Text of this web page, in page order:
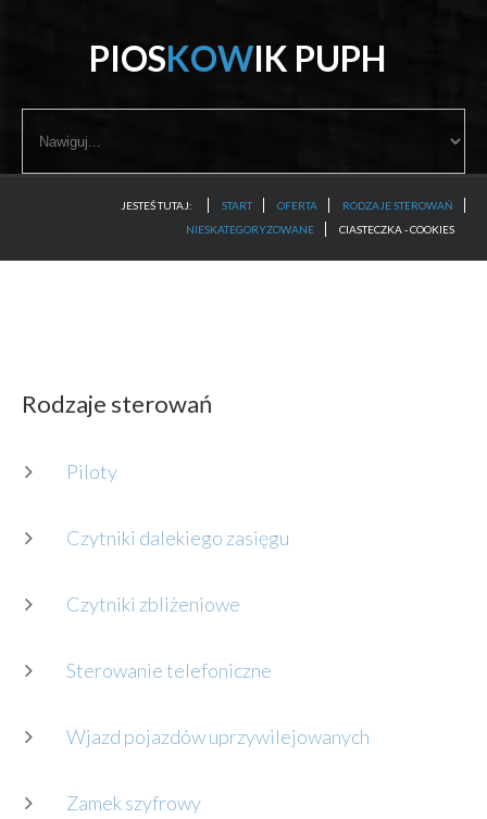
PIOSKOWIK PUPH
start
JESTEŚ TUTAJ: START OFERTA
RODZAJE STEROWAŃ
NIESKATEGORYZOWANE
CIASTECZKA - COOKIES
Rodzaje sterowań
Piloty
Czytniki dalekiego zasięgu
Czytniki zbliżeniowe
Sterowanie telefoniczne
Wjazd pojazdów uprzywilejowanych
Zamek szyfrowy